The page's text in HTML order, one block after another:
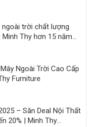
ngoài trời chất lượng
Thy hơn 15 năm
Ngoài Trời Cao Cấp
Furniture
– Săn Deal Nội Thất
20% | Minh Thy